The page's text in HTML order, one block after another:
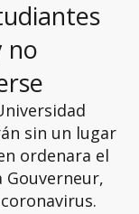
no
sin un lugar
ordenara el
Gouverneur,